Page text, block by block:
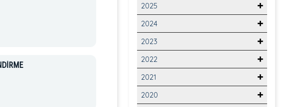
2025
2024
2023
2022
2021
2020